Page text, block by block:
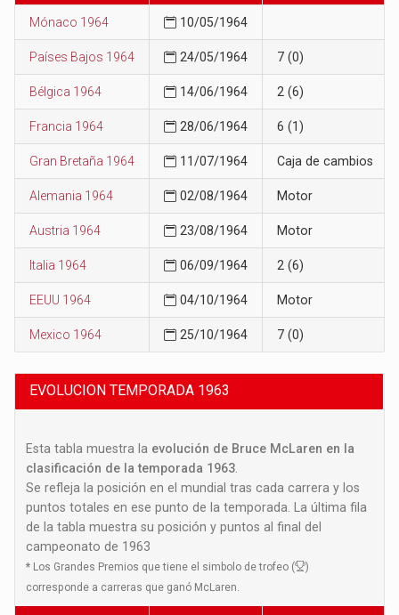
Mónaco 1964 10/05/1964
Países Bajos 1964 24/05/1964 7 (0)
Bélgica 1964 14/06/1964 2 (6)
Francia 1964 28/06/1964 6 (1)
Gran Bretaña 1964 11/07/1964 Caja de cambios
Alemania 1964 02/08/1964 Motor
Austria 1964 23/08/1964 Motor
Italia 1964 06/09/1964 2 (6)
EEUU 1964 04/10/1964 Motor
Mexico 1964 25/10/1964 7 (0)
EVOLUCION TEMPORADA 1963
Esta tabla muestra la evolución de Bruce McLaren en la
clasificación de la temporada 1963
Se refleja la posición en el mundial tras cada carrera y los
puntos totales en ese punto de la temporada. La última fila
de la tabla muestra su posición y puntos al final del
campeonato de 1963
* Los Grandes Premios que tiene el simbolo de trofeo (
)
corresponde a carreras que ganó McLaren.